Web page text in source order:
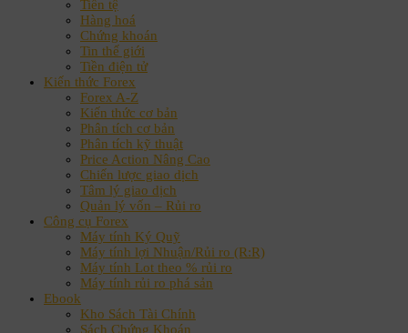
Tiền tệ
Hàng hoá
Chứng khoán
Tin thế giới
Tiền điện tử
Kiến thức Forex
Forex A-Z
Kiến thức cơ bản
Phân tích cơ bản
Phân tích kỹ thuật
Price Action Nâng Cao
Chiến lược giao dịch
Tâm lý giao dịch
Quản lý vốn – Rủi ro
Công cụ Forex
Máy tính Ký Quỹ
Máy tính lợi Nhuận/Rủi ro (R:R)
Máy tính Lot theo % rủi ro
Máy tính rủi ro phá sản
Ebook
Kho Sách Tài Chính
Sách Chứng Khoán